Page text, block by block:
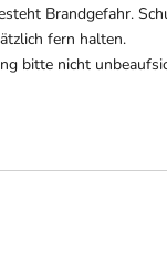
Brandgefahr.
fern halten.
bitte nicht